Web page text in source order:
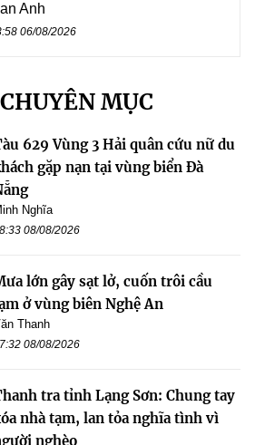
Anh
06/08/2026
MỤC
629 Vùng 3 Hải quân cứu nữ du
gặp nạn tại vùng biển Đà
Nghĩa
08/08/2026
lớn gây sạt lở, cuốn trôi cầu
ở vùng biên Nghệ An
Thanh
08/08/2026
tra tỉnh Lạng Sơn: Chung tay
nhà tạm, lan tỏa nghĩa tình vì
nghèo